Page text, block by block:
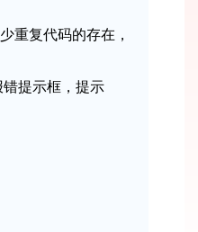
重复代码的存在，
错提示框，提示